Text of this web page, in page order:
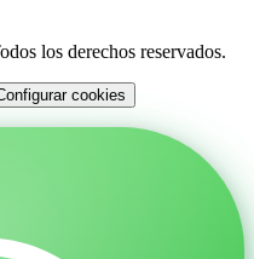
los derechos reservados.
cookies